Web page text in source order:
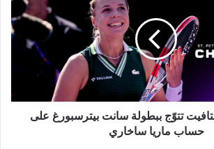
تتوّج ببطولة سانت بيترسبورغ على
حساب ماريا ساخاري